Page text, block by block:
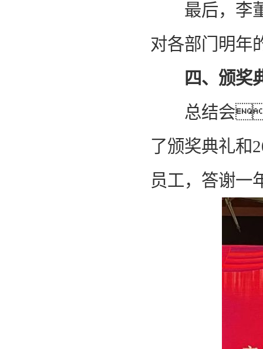
最后，李董
对各部门明年
四、颁奖
总结会
了颁奖典礼和
员工，答谢一